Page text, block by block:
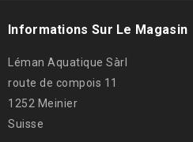
Informations Sur Le Magasin
Léman Aquatique Sàrl
route de compois 11
1252 Meinier
Suisse